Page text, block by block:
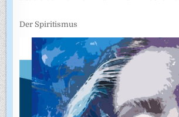
Der Spiritismus